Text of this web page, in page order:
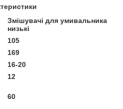
Змішувачі для умивальника
низькі
105
169
16-20
12
60